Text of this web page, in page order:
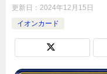
更新日： 2024年12月15日
イオンカード